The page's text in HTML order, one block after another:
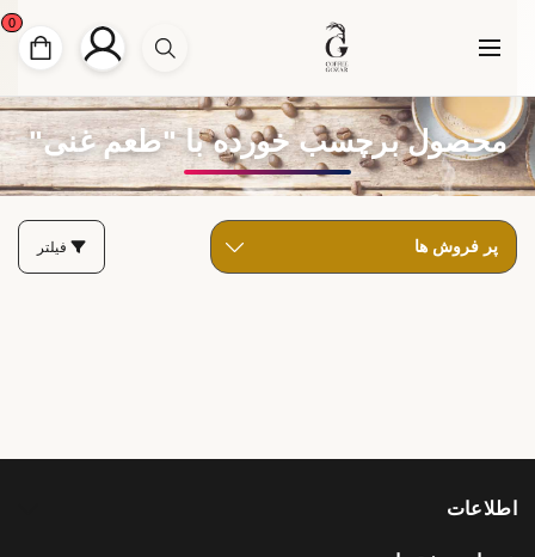
0
محصول برچسب خورده با "طعم غنی"
فیلتر
اطلاعات